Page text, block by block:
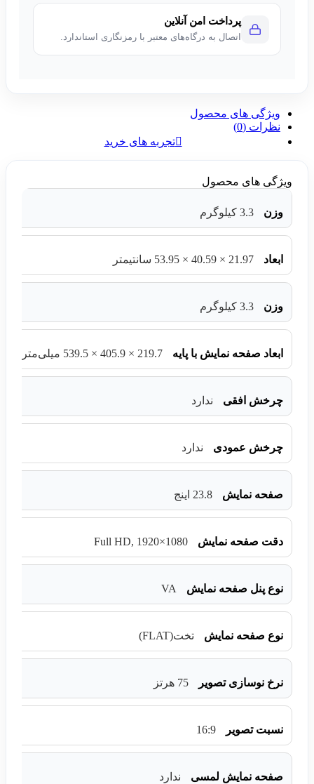
پرداخت امن آنلاین
اتصال به درگاه‌های معتبر با رمزنگاری استاندارد.
ویژگی های محصول
نظرات (0)
تجربه های خرید
ویژگی های محصول
وزن 3.3 کیلوگرم
ابعاد 21.97 × 40.59 × 53.95 سانتیمتر
وزن 3.3 کیلوگرم
ابعاد صفحه نمایش با پایه 219.7 × 405.9 × 539.5 میلی‌متر
چرخش افقی ندارد
چرخش عمودی ندارد
صفحه نمایش 23.8 اینج
دقت صفحه نمایش Full HD, 1920×1080
نوع پنل صفحه نمایش VA
نوع صفحه نمایش تخت(FLAT)
نرخ نوسازی تصویر 75 هرتز
نسبت تصویر 16:9
صفحه نمایش لمسی ندارد